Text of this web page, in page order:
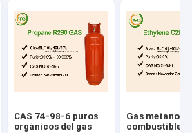
CAS 74-98-6 puros
orgánicos del gas
Gas metano de
combustible